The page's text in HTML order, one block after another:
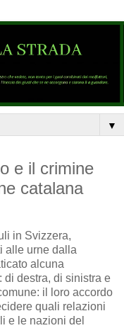
▼
e il crimine
catalana
in Svizzera,
alle urne dalla
alcuna
di destra, di sinistra e
il loro accordo
quali relazioni
e le nazioni del